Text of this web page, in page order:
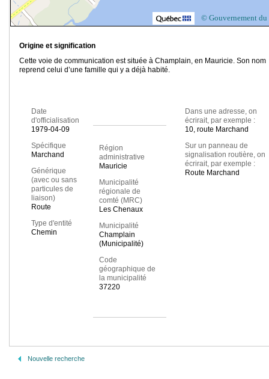
© Gouvernement du
Origine et signification
Cette voie de communication est située à Champlain, en Mauricie. Son nom
reprend celui d’une famille qui y a déjà habité.
Date
d'officialisation
1979-04-09
Spécifique
Marchand
Générique
(avec ou sans
particules de
liaison)
Route
Type d'entité
Chemin
Région
administrative
Mauricie
Municipalité
régionale de
comté (MRC)
Les Chenaux
Municipalité
Champlain
(Municipalité)
Code
géographique de
la municipalité
37220
Dans une adresse, on
écrirait, par exemple :
10, route Marchand
Sur un panneau de
signalisation routière, on
écrirait, par exemple :
Route Marchand
Nouvelle recherche